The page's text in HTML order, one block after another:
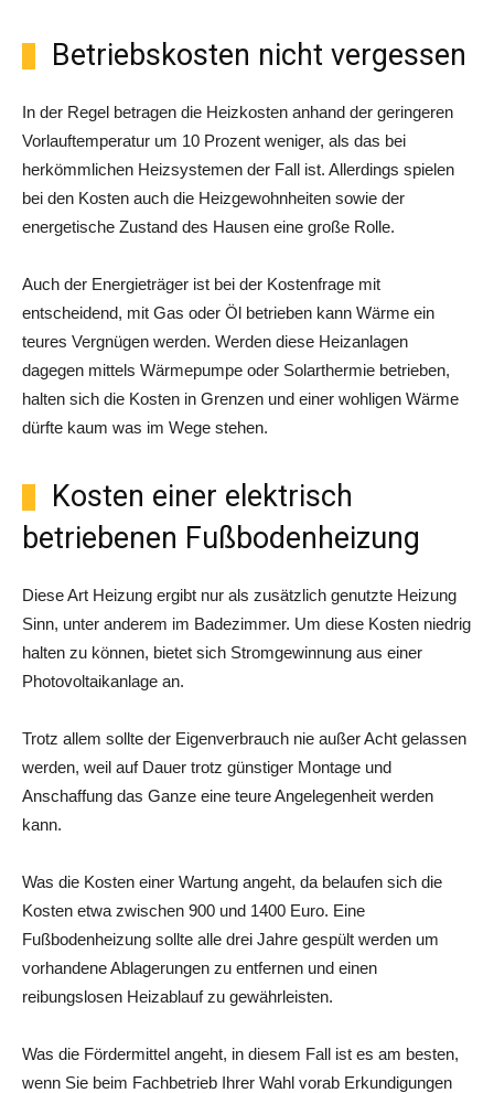
Betriebskosten nicht vergessen
In der Regel betragen die Heizkosten anhand der geringeren
Vorlauftemperatur um 10 Prozent weniger, als das bei
herkömmlichen Heizsystemen der Fall ist. Allerdings spielen
bei den Kosten auch die Heizgewohnheiten sowie der
energetische Zustand des Hausen eine große Rolle.
Auch der Energieträger ist bei der Kostenfrage mit
entscheidend, mit Gas oder Öl betrieben kann Wärme ein
teures Vergnügen werden. Werden diese Heizanlagen
dagegen mittels Wärmepumpe oder Solarthermie betrieben,
halten sich die Kosten in Grenzen und einer wohligen Wärme
dürfte kaum was im Wege stehen.
Kosten einer elektrisch
betriebenen Fußbodenheizung
Diese Art Heizung ergibt nur als zusätzlich genutzte Heizung
Sinn, unter anderem im Badezimmer. Um diese Kosten niedrig
halten zu können, bietet sich Stromgewinnung aus einer
Photovoltaikanlage an.
Trotz allem sollte der Eigenverbrauch nie außer Acht gelassen
werden, weil auf Dauer trotz günstiger Montage und
Anschaffung das Ganze eine teure Angelegenheit werden
kann.
Was die Kosten einer Wartung angeht, da belaufen sich die
Kosten etwa zwischen 900 und 1400 Euro. Eine
Fußbodenheizung sollte alle drei Jahre gespült werden um
vorhandene Ablagerungen zu entfernen und einen
reibungslosen Heizablauf zu gewährleisten.
Was die Fördermittel angeht, in diesem Fall ist es am besten,
wenn Sie beim Fachbetrieb Ihrer Wahl vorab Erkundigungen